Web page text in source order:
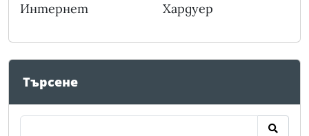
Интернет
Хардуер
Търсене